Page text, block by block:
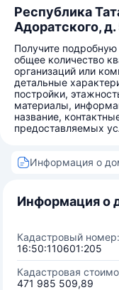
Республика
Адоратского, д.
Получите
общее количество
организаций или
детальные
постройки,
материалы,
название,
предоставляемых
Информация о
Информация о
Кадастровый номер:
16:50:110601:205
Кадастровая
471 985 509,89